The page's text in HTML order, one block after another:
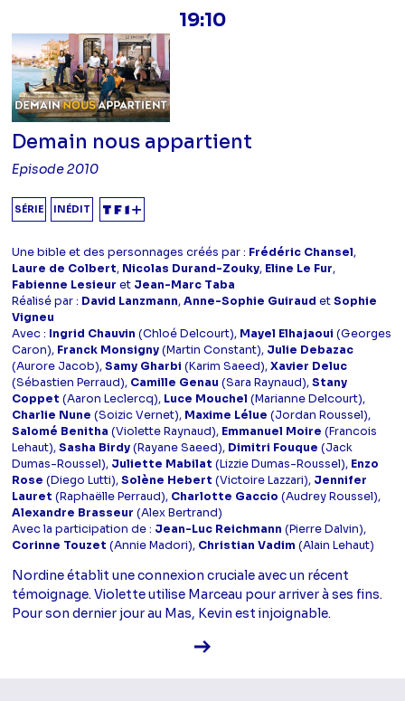
19:10
Demain nous appartient
Episode 2010
SÉRIE INÉDIT
Une bible et des personnages créés par : Frédéric Chansel,
Laure de Colbert, Nicolas Durand-Zouky, Eline Le Fur,
Fabienne Lesieur et Jean-Marc Taba
Réalisé par : David Lanzmann,Anne-Sophie Guiraud etSophie
Vigneu
Avec : Ingrid Chauvin (Chloé Delcourt), Mayel Elhajaoui (Georges
Caron), Franck Monsigny(Martin Constant), Julie Debazac
(Aurore Jacob),Samy Gharbi (Karim Saeed),Xavier Deluc
(Sébastien Perraud), Camille Genau (Sara Raynaud),Stany
Coppet (Aaron Leclercq), Luce Mouchel (Marianne Delcourt),
Charlie Nune (Soizic Vernet), Maxime Lélue (Jordan Roussel),
Salomé Benitha (Violette Raynaud), Emmanuel Moire (Francois
Lehaut),Sasha Birdy(Rayane Saeed), Dimitri Fouque (Jack
Dumas-Roussel), Juliette Mabilat (Lizzie Dumas-Roussel), Enzo
Rose (Diego Lutti),Solène Hebert (Victoire Lazzari), Jennifer
Lauret (Raphaëlle Perraud), Charlotte Gaccio (Audrey Roussel),
Alexandre Brasseur (Alex Bertrand)
Avec la participation de : Jean-Luc Reichmann (Pierre Dalvin),
Corinne Touzet (Annie Madori), Christian Vadim (Alain Lehaut)
Nordine établit une connexion cruciale avec un récent
témoignage. Violette utilise Marceau pour arriver à ses fins.
Pour son dernier jour au Mas, Kevin est injoignable.
Voir la fiche diffusion